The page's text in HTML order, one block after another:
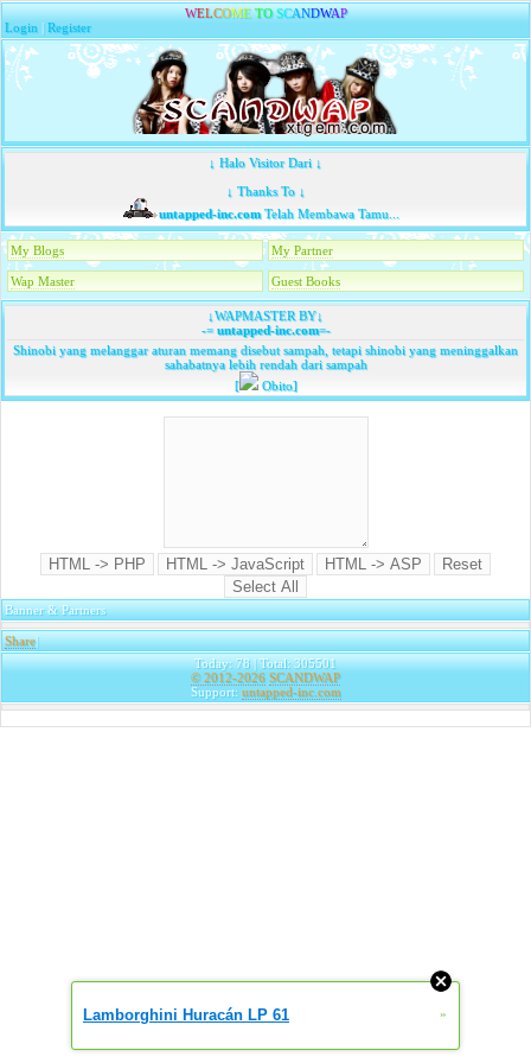
WELCOME TO SCANDWAP
Login |Register
↓ Halo Visitor Dari ↓
↓ Thanks To ↓
untapped-inc.comTelah Membawa Tamu...
My Blogs My Partner
Wap Master Guest Books
↓WAPMASTER BY↓
-=untapped-inc.com=-
Shinobi yang melanggar aturan memang disebut sampah, tetapi shinobi yang meninggalkan
sahabatnya lebih rendah dari sampah
[
Obito]
Banner & Partners
Share|
Today: 78 | Total: 305501
© 2012-2026 SCANDWAP
Support: untapped-inc.com
Lamborghini Huracán LP 61 »